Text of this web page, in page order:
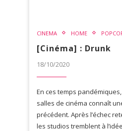
CINEMA HOME
[Cinéma] : Drunk
18/10/2020
En ces temps
salles de cinéma connaît
précédent. Après l’échec
les studios tremblent à